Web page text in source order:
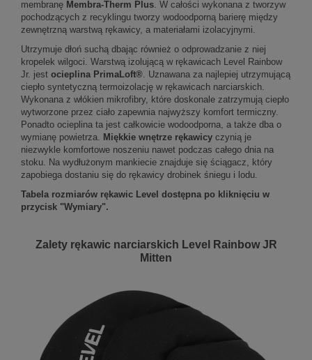
membranę Membra-Therm Plus . W całości wykonana z tworzyw
pochodzących z recyklingu tworzy wodoodporną barierę między
zewnętrzną warstwą rękawicy, a materiałami izolacyjnymi.
Utrzymuje dłoń suchą dbając również o odprowadzanie z niej
kropelek wilgoci. Warstwą izolującą w rękawicach Level Rainbow
Jr. jest ocieplina PrimaLoft® . Uznawana za najlepiej utrzymującą
ciepło syntetyczną termoizolację w rękawicach narciarskich.
Wykonana z włókien mikrofibry, które doskonale zatrzymują ciepło
wytworzone przez ciało zapewnia najwyższy komfort termiczny.
Ponadto ocieplina ta jest całkowicie wodoodporna, a także dba o
wymianę powietrza.
Miękkie wnętrze rękawicy czynią je
niezwykle komfortowe noszeniu nawet podczas całego dnia na
stoku. Na wydłużonym mankiecie znajduje się ściągacz, który
zapobiega dostaniu się do rękawicy drobinek śniegu i lodu.
Tabela rozmiarów rękawic Level dostępna po kliknięciu w
przycisk "Wymiary".
Zalety rękawic narciarskich Level Rainbow JR
Mitten